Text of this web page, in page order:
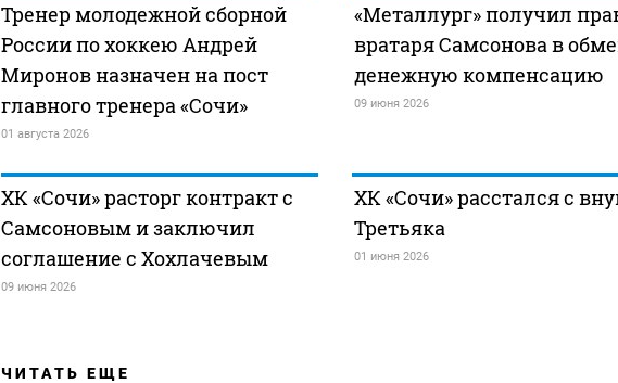
Тренер молодежной сборной
России по хоккею Андрей
Миронов назначен на пост
главного тренера «Сочи»
01 августа 2026
«Металлург» получил
вратаря Самсонова в
денежную компенсацию
09 июня 2026
ХК «Сочи» расторг контракт с
Самсоновым и заключил
соглашение с Хохлачевым
09 июня 2026
ХК «Сочи» расстался с
Третьяка
01 июня 2026
ЧИТАТЬ ЕЩЕ